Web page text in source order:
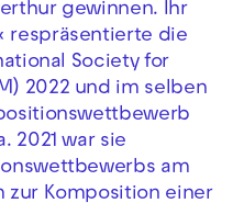
gewinnen. Ihr
respräsentierte die
Society for
2022 und im selben
2021 war sie
am
zur Komposition einer